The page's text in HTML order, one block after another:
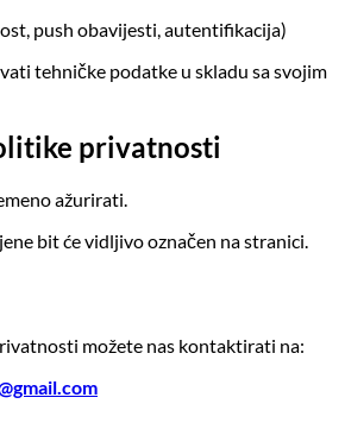
push obavijesti, autentifikacija)
tehničke podatke u skladu sa svojim
privatnosti
ažurirati.
bit će vidljivo označen na stranici.
možete nas kontaktirati na: